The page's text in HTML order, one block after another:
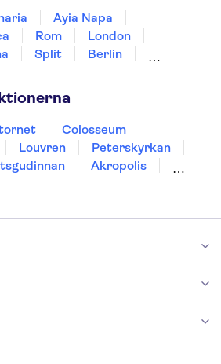
Ayia Napa
Rom
London
Split
Berlin
Helsingfors
Colosseum
Louvren
Peterskyrkan
Akropolis
Alhambra